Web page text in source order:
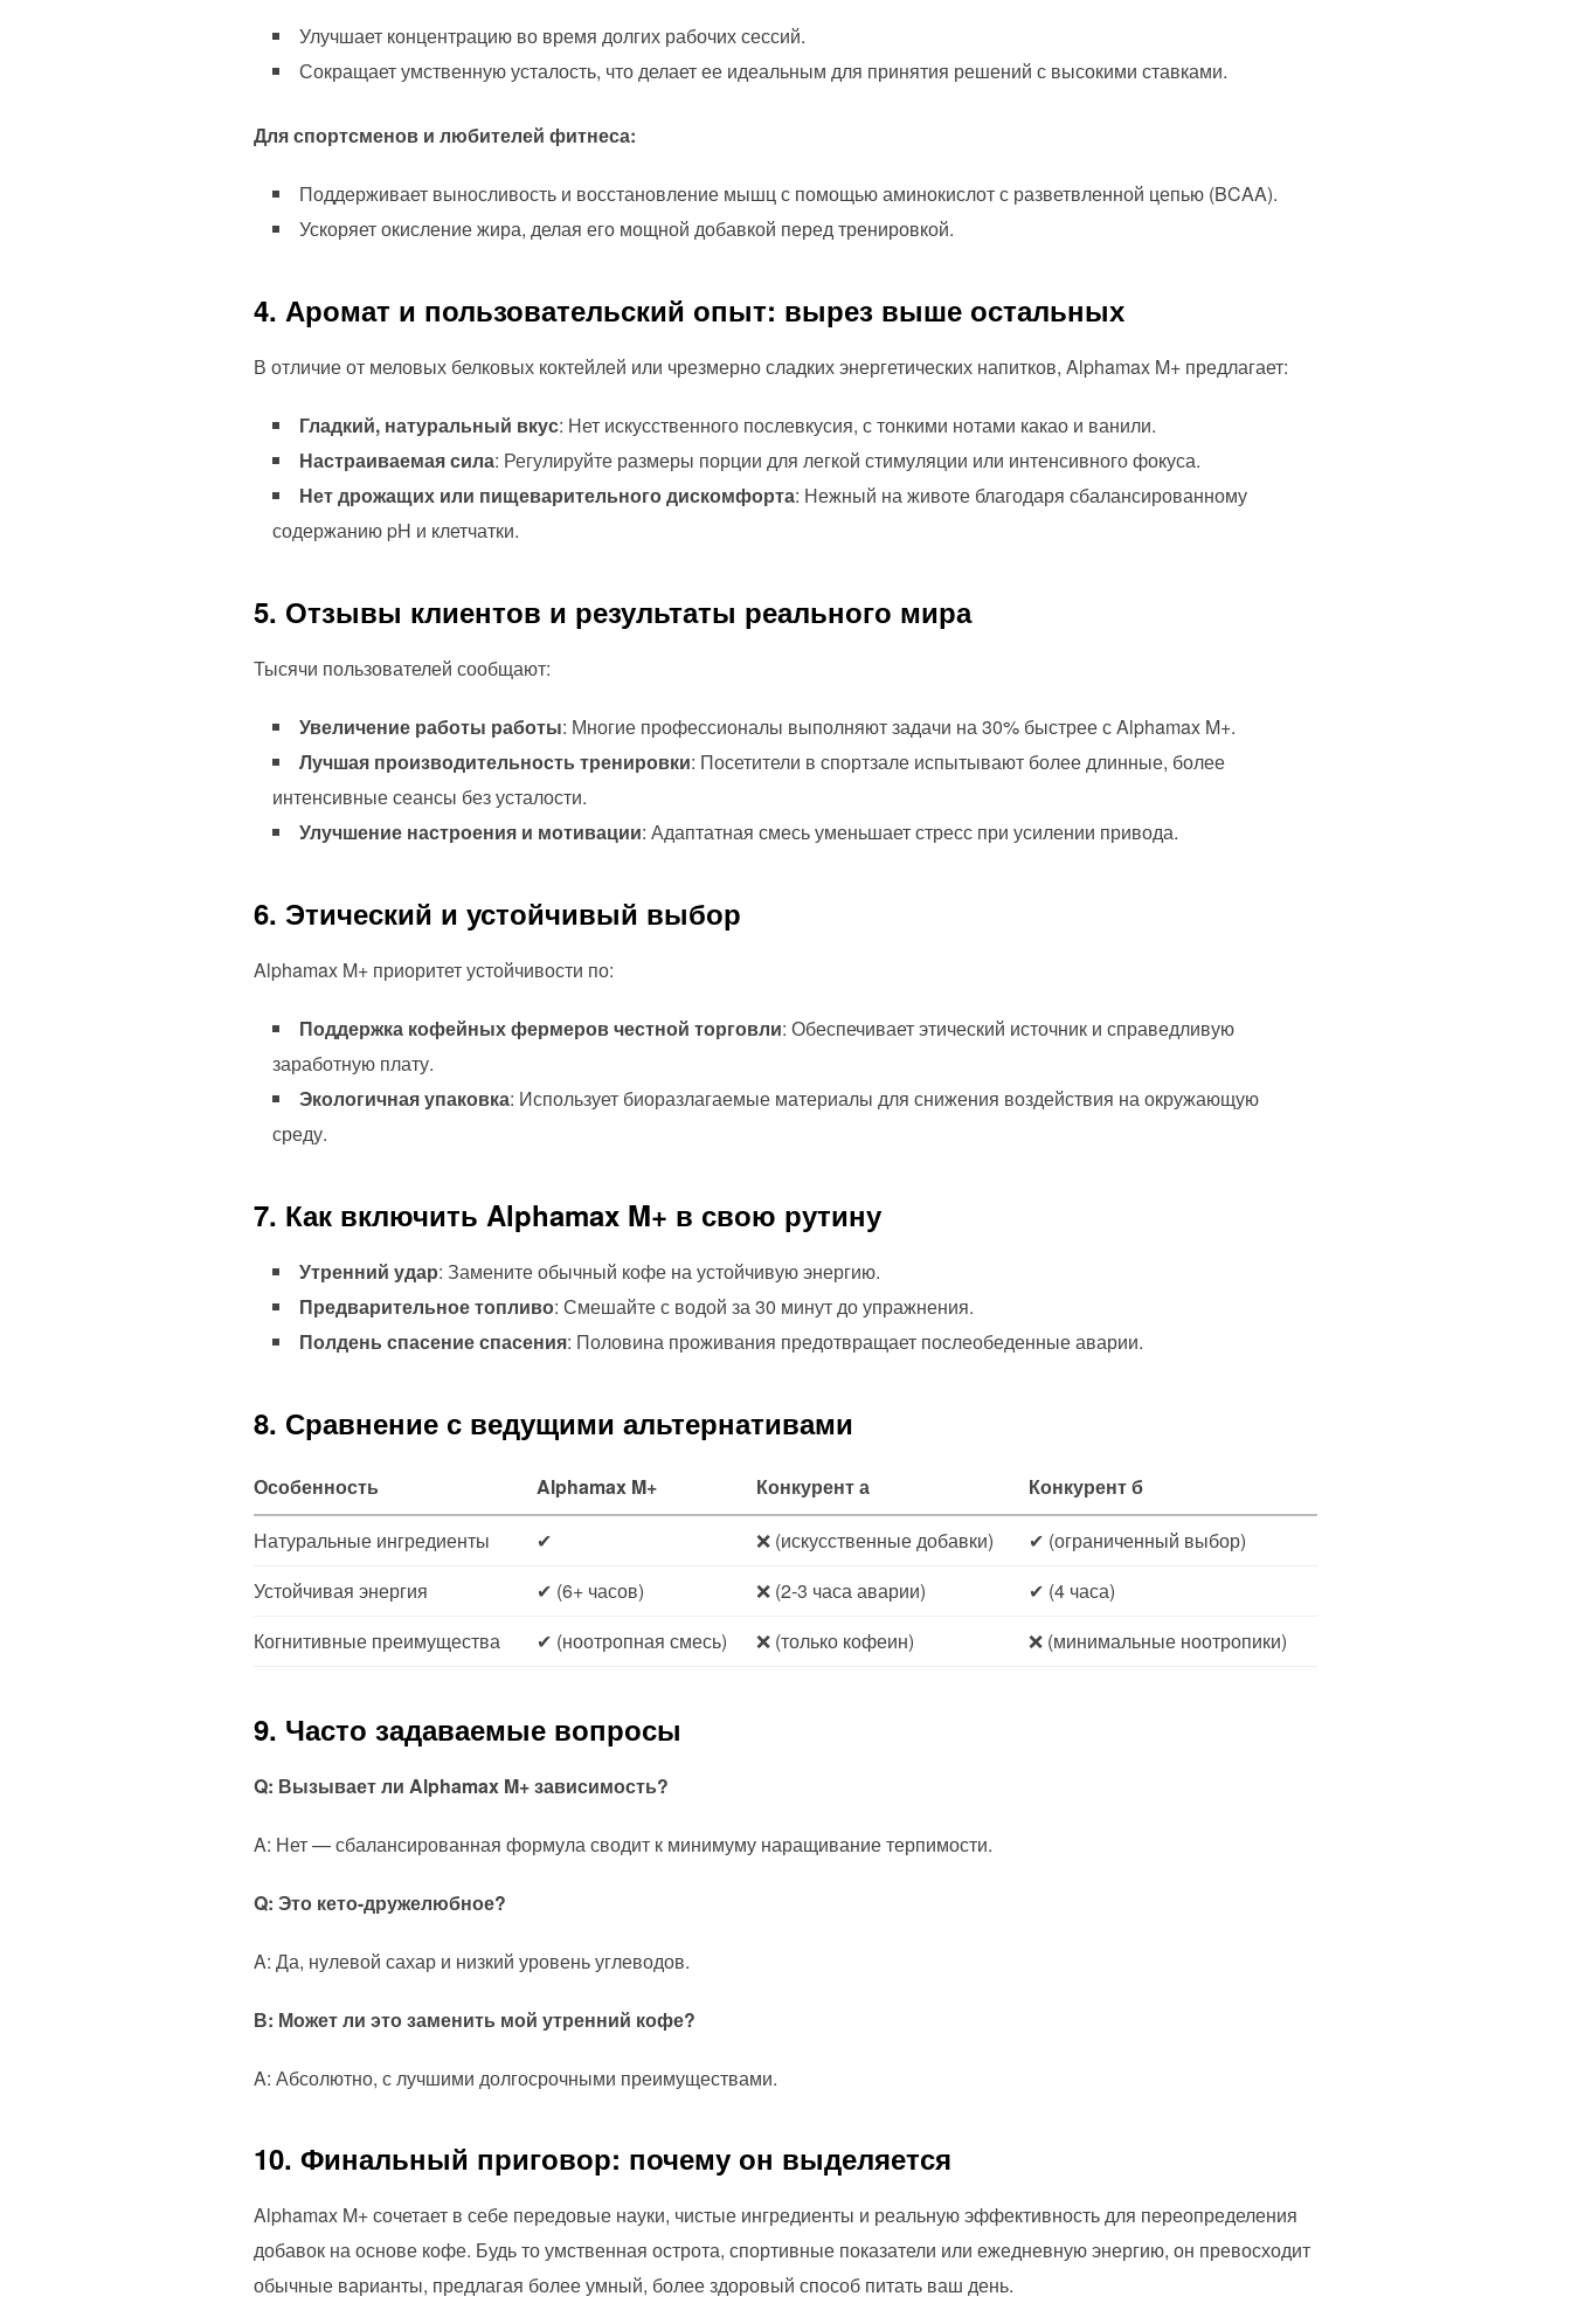
Улучшает концентрацию во время долгих рабочих сессий.
Сокращает умственную усталость, что делает ее идеальным для принятия решений с высокими ставками.
Для спортсменов и любителей фитнеса:
Поддерживает выносливость и восстановление мышц с помощью аминокислот с разветвленной цепью (BCAA).
Ускоряет окисление жира, делая его мощной добавкой перед тренировкой.
4. Аромат и пользовательский опыт: вырез выше остальных
В отличие от меловых белковых коктейлей или чрезмерно сладких энергетических напитков, Alphamax M+ предлагает:
Гладкий, натуральный вкус: Нет искусственного послевкусия, с тонкими нотами какао и ванили.
Настраиваемая сила: Регулируйте размеры порции для легкой стимуляции или интенсивного фокуса.
Нет дрожащих или пищеварительного дискомфорта: Нежный на животе благодаря сбалансированному
содержанию pH и клетчатки.
5. Отзывы клиентов и результаты реального мира
Тысячи пользователей сообщают:
Увеличение работы работы: Многие профессионалы выполняют задачи на 30% быстрее с Alphamax M+.
Лучшая производительность тренировки: Посетители в спортзале испытывают более длинные, более
интенсивные сеансы без усталости.
Улучшение настроения и мотивации: Адаптатная смесь уменьшает стресс при усилении привода.
6. Этический и устойчивый выбор
Alphamax M+ приоритет устойчивости по:
Поддержка кофейных фермеров честной торговли: Обеспечивает этический источник и справедливую
заработную плату.
Экологичная упаковка: Использует биоразлагаемые материалы для снижения воздействия на окружающую
среду.
7. Как включить Alphamax M+ в свою рутину
Утренний удар: Замените обычный кофе на устойчивую энергию.
Предварительное топливо: Смешайте с водой за 30 минут до упражнения.
Полдень спасение спасения: Половина проживания предотвращает послеобеденные аварии.
8. Сравнение с ведущими альтернативами
Особенность Alphamax M+ Конкурент а
Конкурент б
Натуральные ингредиенты
✔ ❌ (искусственные добавки)
✔ (ограниченный выбор)
Устойчивая энергия
✔ (6+ часов) ❌ (2-3 часа аварии)
✔ (4 часа)
Когнитивные преимущества
✔ (ноотропная смесь) ❌ (только кофеин) ❌ (минимальные ноотропики)
9. Часто задаваемые вопросы
Q: Вызывает ли Alphamax M+ зависимость?
A: Нет — сбалансированная формула сводит к минимуму наращивание терпимости.
Q: Это кето-дружелюбное?
A: Да, нулевой сахар и низкий уровень углеводов.
В: Может ли это заменить мой утренний кофе?
A: Абсолютно, с лучшими долгосрочными преимуществами.
10. Финальный приговор: почему он выделяется
Alphamax M+ сочетает в себе передовые науки, чистые ингредиенты и реальную эффективность для переопределения
добавок на основе кофе. Будь то умственная острота, спортивные показатели или ежедневную энергию, он превосходит
обычные варианты, предлагая более умный, более здоровый способ питать ваш день.